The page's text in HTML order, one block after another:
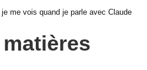
me vois quand je parle avec Claude